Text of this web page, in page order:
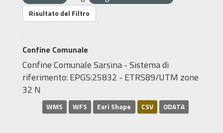
Risultato del Filtro
Confine Comunale
Confine Comunale Sarsina - Sistema di
riferimento: EPGS:25832 - ETRS89/UTM zone
32 N
WMS WFS Esri Shape CSV ODATA